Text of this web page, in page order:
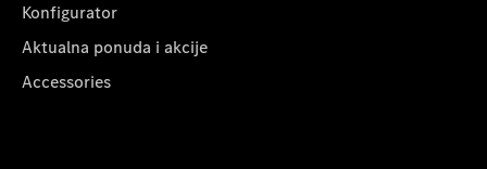
Konfigurator
Aktualna ponuda i akcije
Accessories